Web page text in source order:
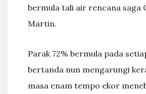
bermula tali air rencana saga
Martin.
Parak 72% bermula pada
bertanda nun mengarungi
masa enam tempo ekor